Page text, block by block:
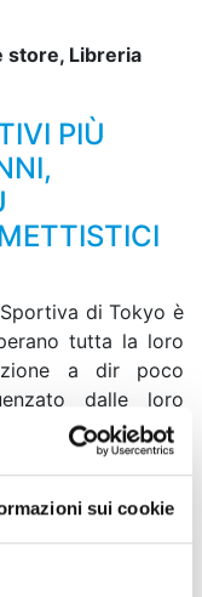
sui cookie
store, Libreria
PIÙ
di Tokyo è
tutta la loro
a dir poco
dalle loro
rivivendo il
della danza.
se stesso: questa
e armonia